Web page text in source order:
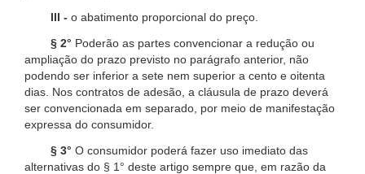
III - o abatimento proporcional do preço.
§ 2° Poderão as partes convencionar a redução ou
ampliação do prazo previsto no parágrafo anterior, não
podendo ser inferior a sete nem superior a cento e oitenta
dias. Nos contratos de adesão, a cláusula de prazo deverá
ser convencionada em separado, por meio de manifestação
expressa do consumidor.
§ 3° O consumidor poderá fazer uso imediato das
alternativas do § 1° deste artigo sempre que, em razão da